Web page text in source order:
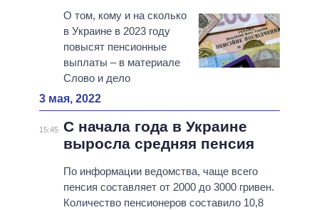
О том, кому и на сколько
в Украине в 2023 году
повысят пенсионные
выплаты – в материале
Слово и дело
3 мая, 2022
15:45 С начала года в Украине
выросла средняя пенсия
По информации ведомства, чаще всего
пенсия составляет от 2000 до 3000 гривен.
Количество пенсионеров составило 10,8